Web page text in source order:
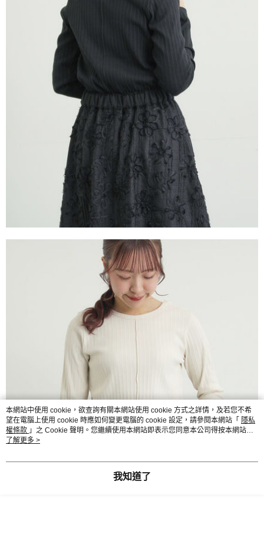
本網站中使用 cookie，欲查詢有關本網站使用 cookie 方式之詳情，及若您不希
望在電腦上使用 cookie 時應如何變更電腦的 cookie 設定，請參閱本網站「 隱私
權條款 」之 Cookie 聲明。您繼續使用本網站即表示您同意本公司得按本網站使
用條款之 Cookie 聲明使用 cookie。
了解更多 >
我知道了